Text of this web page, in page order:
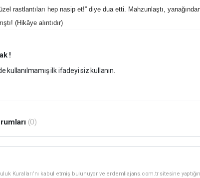
rastlantıları hep nasip et!” diye dua etti. Mahzunlaştı,
(Hikâye alıntıdır)
!
kullanılmamış ilk ifadeyi siz kullanın.
(0)
Kuralları’nı kabul etmiş bulunuyor ve erdemliajans.com.tr sitesine